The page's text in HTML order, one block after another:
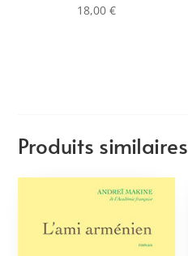
18,00€
Produits similaires